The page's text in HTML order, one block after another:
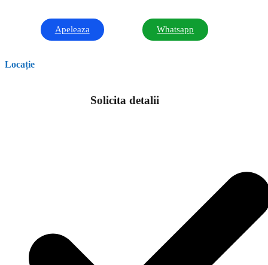
Apeleaza Whatsapp
Locație
Solicita detalii